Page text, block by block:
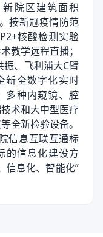
院区建筑面积
按新冠疫情防范
核酸检测实验
教学远程直播；
振、飞利浦大C臂
新全数字化实时
多种内窥镜、腔
术和大中型医疗
全新检验设备。
信息互联互通标
的信息化建设方
信息化、智能化”